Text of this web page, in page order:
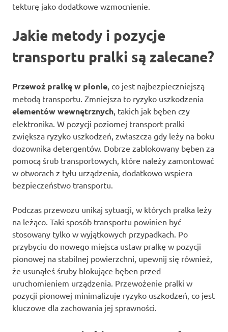
tekturę jako dodatkowe wzmocnienie.
Jakie metody i pozycje
transportu pralki są zalecane?
Przewoź pralkę w pionie , co jest najbezpieczniejszą
metodą transportu. Zmniejsza to ryzyko uszkodzenia
elementów wewnętrznych , takich jak bęben czy
elektronika. W pozycji poziomej transport pralki
zwiększa ryzyko uszkodzeń, zwłaszcza gdy leży na boku
dozownika detergentów. Dobrze zablokowany bęben za
pomocą śrub transportowych, które należy zamontować
w otworach z tyłu urządzenia, dodatkowo wspiera
bezpieczeństwo transportu.
Podczas przewozu unikaj sytuacji, w których pralka leży
na leżąco. Taki sposób transportu powinien być
stosowany tylko w wyjątkowych przypadkach. Po
przybyciu do nowego miejsca ustaw pralkę w pozycji
pionowej na stabilnej powierzchni, upewnij się również,
że usunąłeś śruby blokujące bęben przed
uruchomieniem urządzenia. Przewożenie pralki w
pozycji pionowej minimalizuje ryzyko uszkodzeń, co jest
kluczowe dla zachowania jej sprawności.